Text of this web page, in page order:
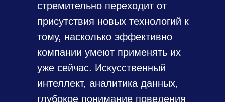
стремительно переходит от
присутствия новых технологий к
тому, насколько эффективно
компании умеют применять их
уже сейчас. Искусственный
интеллект, аналитика данных,
глубокое понимание поведения